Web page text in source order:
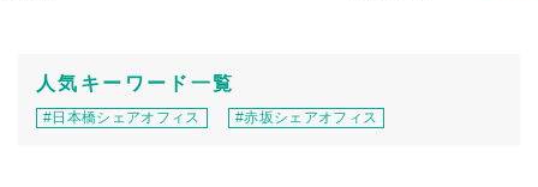
人気キーワード一覧
#日本橋シェアオフィス #赤坂シェアオフィス